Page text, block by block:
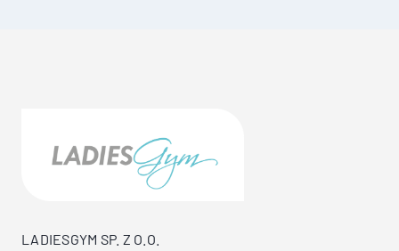
LADIESGYM SP. Z O.O.